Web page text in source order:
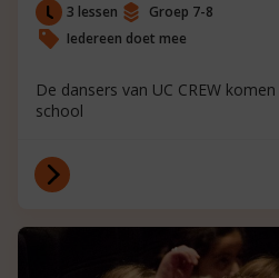
3 lessen
Groep 7-8
Iedereen doet mee
De dansers van UC CREW
school